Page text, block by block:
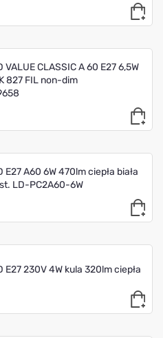
VALUE CLASSIC A 60 E27 6,5W
827 FIL non-dim
E27 A60 6W 470lm ciepła biała
LD-PC2A60-6W
E27 230V 4W kula 320lm ciepła